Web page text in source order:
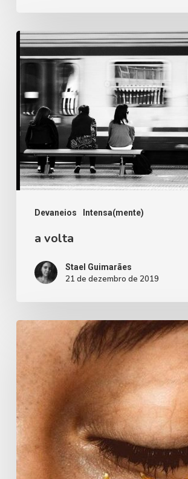
Devaneios Intensa(mente)
a
volta
a volta
Stael Guimarães
21 de dezembro de 2019
Não
um
motivacional,
mas
se
quiser